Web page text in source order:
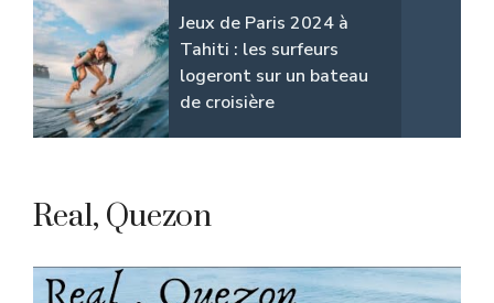
Jeux de Paris 2024 à
Tahiti : les surfeurs
logeront sur un bateau
de croisière
Real, Quezon